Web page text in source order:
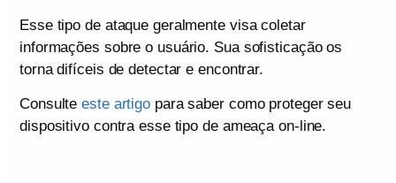
Esse tipo de ataque geralmente visa coletar
informações sobre o usuário. Sua sofisticação os
torna difíceis de detectar e encontrar.
Consulteeste artigo para saber como proteger seu
dispositivo contra esse tipo de ameaça on-line.